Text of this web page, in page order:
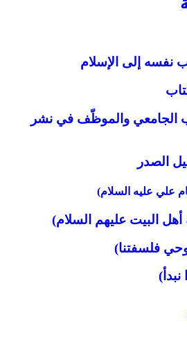
إلى الإسلام‏
الجامعي والموظّف في نشر
الصدر
علي عليه السلام)
البيت عليهم السلام)
فلسفتنا)